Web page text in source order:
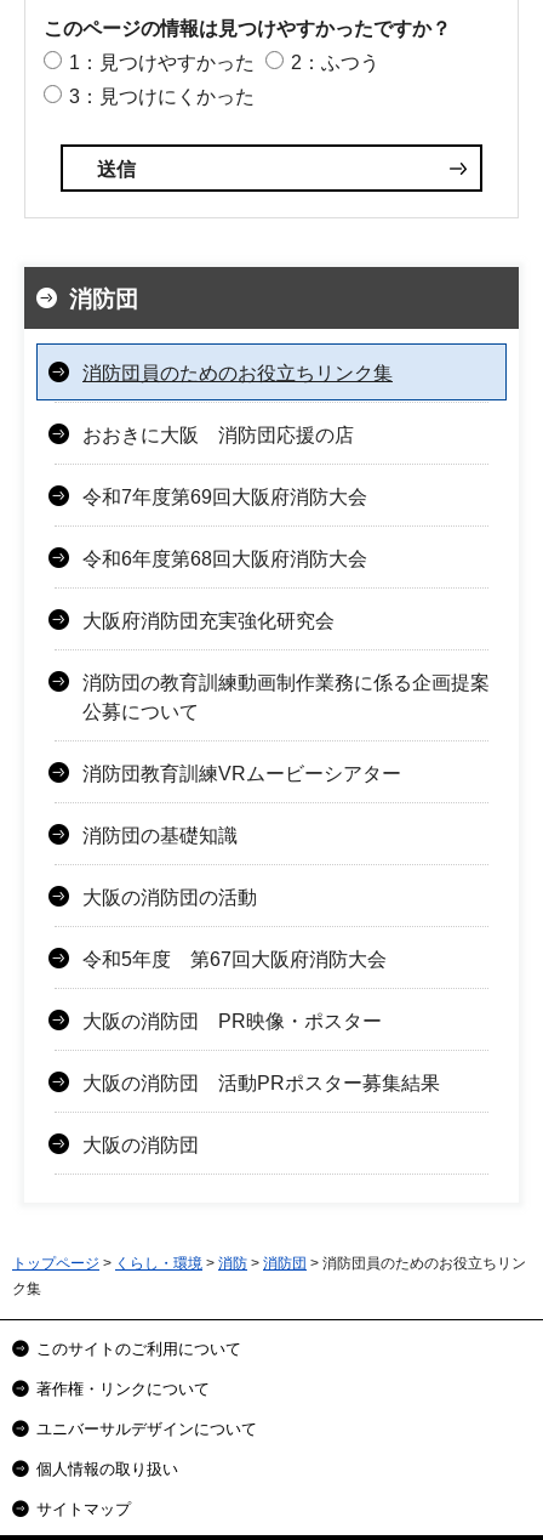
このページの情報は見つけやすかったですか？
1：見つけやすかった
2：ふつう
3：見つけにくかった
消防団
消防団員のためのお役立ちリンク集
おおきに大阪 消防団応援の店
令和7年度第69回大阪府消防大会
令和6年度第68回大阪府消防大会
大阪府消防団充実強化研究会
消防団の教育訓練動画制作業務に係る企画提案
公募について
消防団教育訓練VRムービーシアター
消防団の基礎知識
大阪の消防団の活動
令和5年度 第67回大阪府消防大会
大阪の消防団 PR映像・ポスター
大阪の消防団 活動PRポスター募集結果
大阪の消防団
トップページ > くらし・環境 > 消防 > 消防団 > 消防団員のためのお役立ちリン
ク集
このサイトのご利用について
著作権・リンクについて
ユニバーサルデザインについて
個人情報の取り扱い
サイトマップ